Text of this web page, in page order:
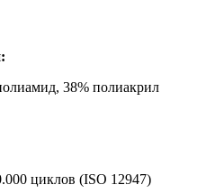
38% полиакрил
циклов (ISO 12947)